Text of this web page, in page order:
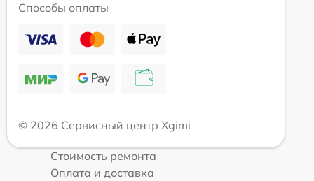
Способы оплаты
© 2026 Сервисный центр Xgimi
Стоимость ремонта
Оплата и доставка